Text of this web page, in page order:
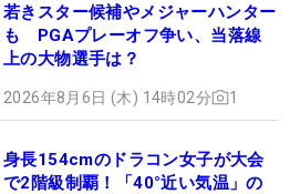
若きスター候補やメジャーハンター
も PGAプレーオフ争い、当落線
上の大物選手は？
2026年8月6日 (木) 14時02分 1
身長154cmのドラコン女子が大会
で2階級制覇！「40°近い気温」の